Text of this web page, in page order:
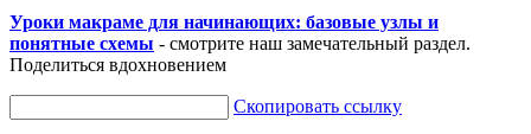
Уроки макраме для начинающих: базовые узлы и
понятные схемы - смотрите наш замечательный раздел.
Поделиться вдохновением
Скопировать ссылку